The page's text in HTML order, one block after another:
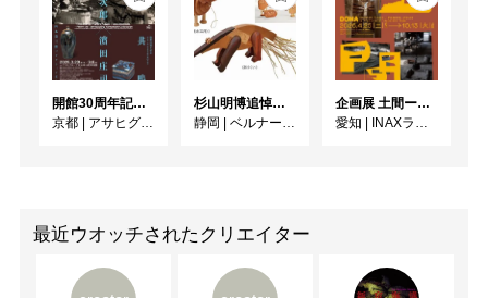
開館30周年記念 山本爲三郎・河井寬次郎没後60年記念 「共鳴 河井寬次郎 × 濱田庄司 ー山本爲三郎コレクションより」
京都 | アサヒグループ大山崎山荘美術館
杉山明博追悼展 木とわたし―木工の妙技と美術教育
静岡 | ベルナール・ビュフェ美術館
企画展 土間ーつくって、つかって、再発見ー
愛知 | INAXライブミュージアム
最近ウオッチされたクリエイター